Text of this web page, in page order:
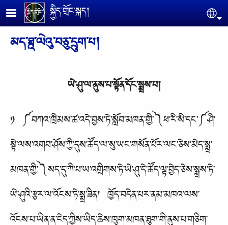
Skip to main content
སྐྱིད་གྲོང་སྐད།
མད་ཐྰ་ལེའུ་བཅུ་དྲུག་པ།
ཡེ་ཤུ་ལ་ནུས་པ་སྟོན་དོང་སྨྲས་པ།
༡ ༼བཀའ་ཁྲིམས་ཚ་འདེ་བྱས་ཏེ་སློབ་མཁན་གྱི་༽ཕ་རི་སི་དང་༼ཤི་
སྟེ་ལས་འགབ་ཤོས་ཀྱི་དུས་ཚོད་ལ་སུ་ཡང་གསོན་པོར་ལང་ཅེས་མེད་སྨྲ་
མཁན་གྱི་༽སད་དུ་ཀི་པ་ཡ་འགྲིགས་ཏེ་ཡེ་ཤུ་དེ་ཚོད་ལྟ་བྱེད་ཅེས་སྨྲས་ཏེ་
ཡེ་ཤུའི་རྩར་ལ་འོངས་ཏེ་སྨྲ་ཟིན། ཁྱོད་བདེན་པར་ནམ་མཁའ་ལས་